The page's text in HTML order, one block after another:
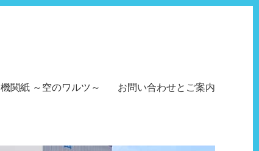
機関紙 ～空のワルツ～ お問い合わせとご案内